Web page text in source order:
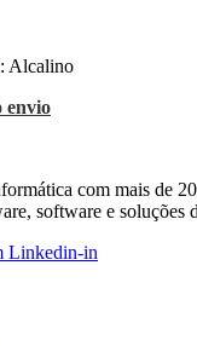
Alcalino
envio
com mais de
software e soluções
Linkedin-in